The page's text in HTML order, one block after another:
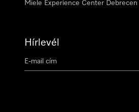
Miele Experience Center Debrecen
Hírlevél